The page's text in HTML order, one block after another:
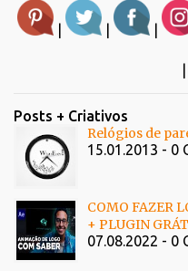
| | |
Posts + Criativos
Relógios de
15.01.2013 - 0
COMO FAZER
+ PLUGIN
07.08.2022 - 0